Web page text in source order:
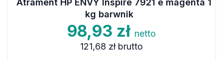
kg barwnik
98,93 zł netto
121,68 zł brutto